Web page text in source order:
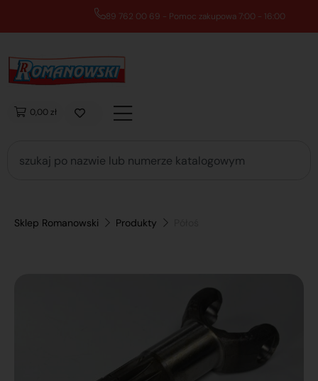
89 762 00 69 - Pomoc zakupowa 7:00 - 16:00
0,00 zł
Sklep Romanowski Produkty